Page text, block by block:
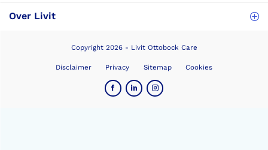
Over Livit
Copyright 2026 - Livit Ottobock Care
Disclaimer Privacy Sitemap Cookies